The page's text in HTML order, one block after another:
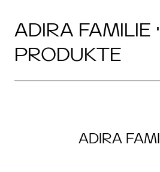
ADIRA FAMILIE
PRODUKTE
ADIRA